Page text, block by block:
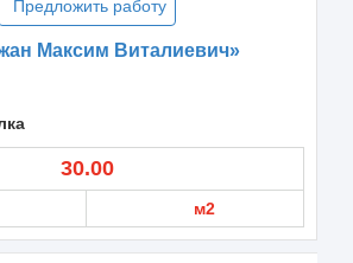
Предложить работу
Максим Виталиевич»
30.00
м2